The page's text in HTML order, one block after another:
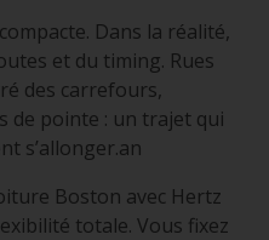
Dans la réalité,
et du timing. Rues
des carrefours,
de pointe : un trajet qui
s’allonger.an
Boston avec Hertz
totale. Vous fixez